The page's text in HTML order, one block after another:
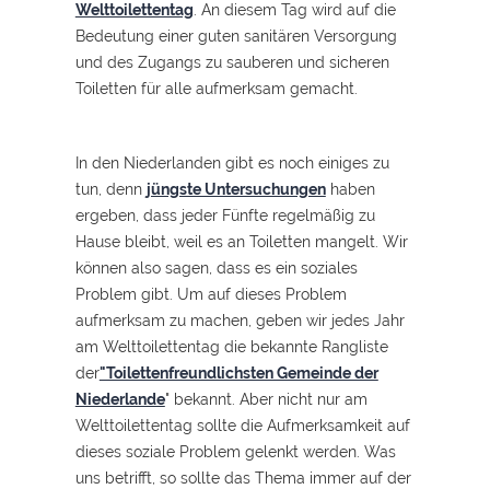
Welttoilettentag. An diesem Tag wird auf die
Bedeutung einer guten sanitären Versorgung
und des Zugangs zu sauberen und sicheren
Toiletten für alle aufmerksam gemacht.
In den Niederlanden gibt es noch einiges zu
tun, denn jüngste Untersuchungenhaben
ergeben, dass jeder Fünfte regelmäßig zu
Hause bleibt, weil es an Toiletten mangelt. Wir
können also sagen, dass es ein soziales
Problem gibt. Um auf dieses Problem
aufmerksam zu machen, geben wir jedes Jahr
am Welttoilettentag die bekannte Rangliste
der"Toilettenfreundlichsten Gemeinde der
Niederlande" bekannt. Aber nicht nur am
Welttoilettentag sollte die Aufmerksamkeit auf
dieses soziale Problem gelenkt werden. Was
uns betrifft, so sollte das Thema immer auf der